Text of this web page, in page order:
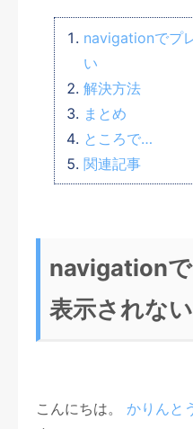
navigationでプ
い
解決方法
まとめ
ところで…
関連記事
navigation
表示されない
こんにちは。 かりんと